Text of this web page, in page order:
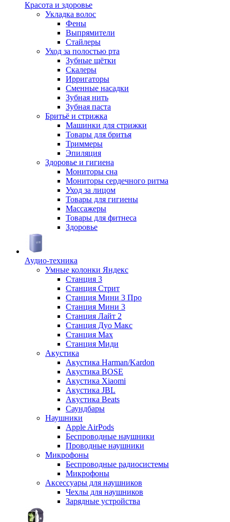
Красота и здоровье
Укладка волос
Фены
Выпрямители
Стайлеры
Уход за полостью рта
Зубные щётки
Скалеры
Ирригаторы
Сменные насадки
Зубная нить
Зубная паста
Бритьё и стрижка
Машинки для стрижки
Товары для бритья
Триммеры
Эпиляция
Здоровье и гигиена
Мониторы сна
Мониторы сердечного ритма
Уход за лицом
Товары для гигиены
Массажеры
Товары для фитнеса
Здоровье
Аудио-техника
Умные колонки Яндекс
Станция 3
Станция Стрит
Станция Мини 3 Про
Станция Мини 3
Станция Лайт 2
Станция Дуо Макс
Станция Max
Станция Миди
Акустика
Акустика Harman/Kardon
Акустика BOSE
Акустика Xiaomi
Акустика JBL
Акустика Beats
Саундбары
Наушники
Apple AirPods
Беспроводные наушники
Проводные наушники
Микрофоны
Беспроводные радиосистемы
Микрофоны
Аксессуары для наушников
Чехлы для наушников
Зарядные устройства